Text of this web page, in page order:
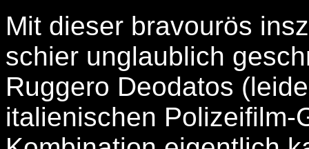
Mit dieser bravourös
schier unglaublich
Ruggero Deodatos
italienischen Polizeifilm-